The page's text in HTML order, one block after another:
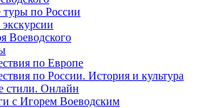
по России
Воеводского
по Европе
по России. История и культура
стили. Онлайн
с Игорем Воеводским